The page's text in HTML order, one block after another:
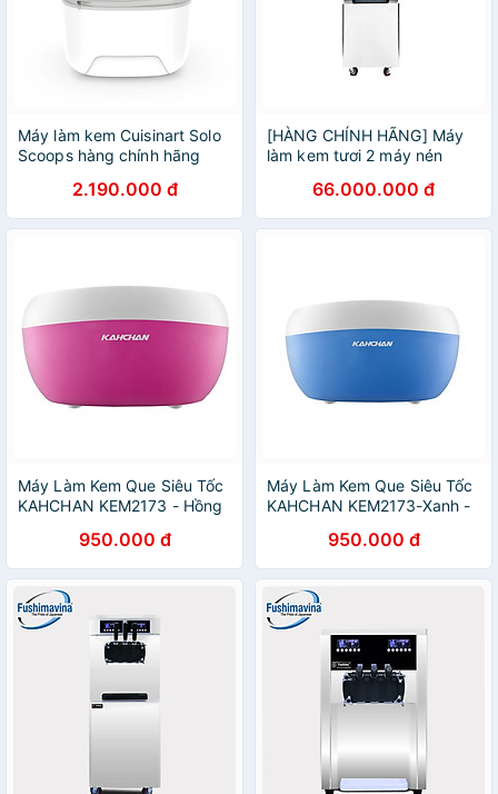
Máy làm kem Cuisinart Solo
Scoops hàng chính hãng
2.190.000 đ
[HÀNG CHÍNH HÃNG] Máy
làm kem tươi 2 máy nén
66.000.000 đ
Máy Làm Kem Que Siêu Tốc
KAHCHAN KEM2173 - Hồng
950.000 đ
Máy Làm Kem Que Siêu Tốc
KAHCHAN KEM2173-Xanh -
950.000 đ